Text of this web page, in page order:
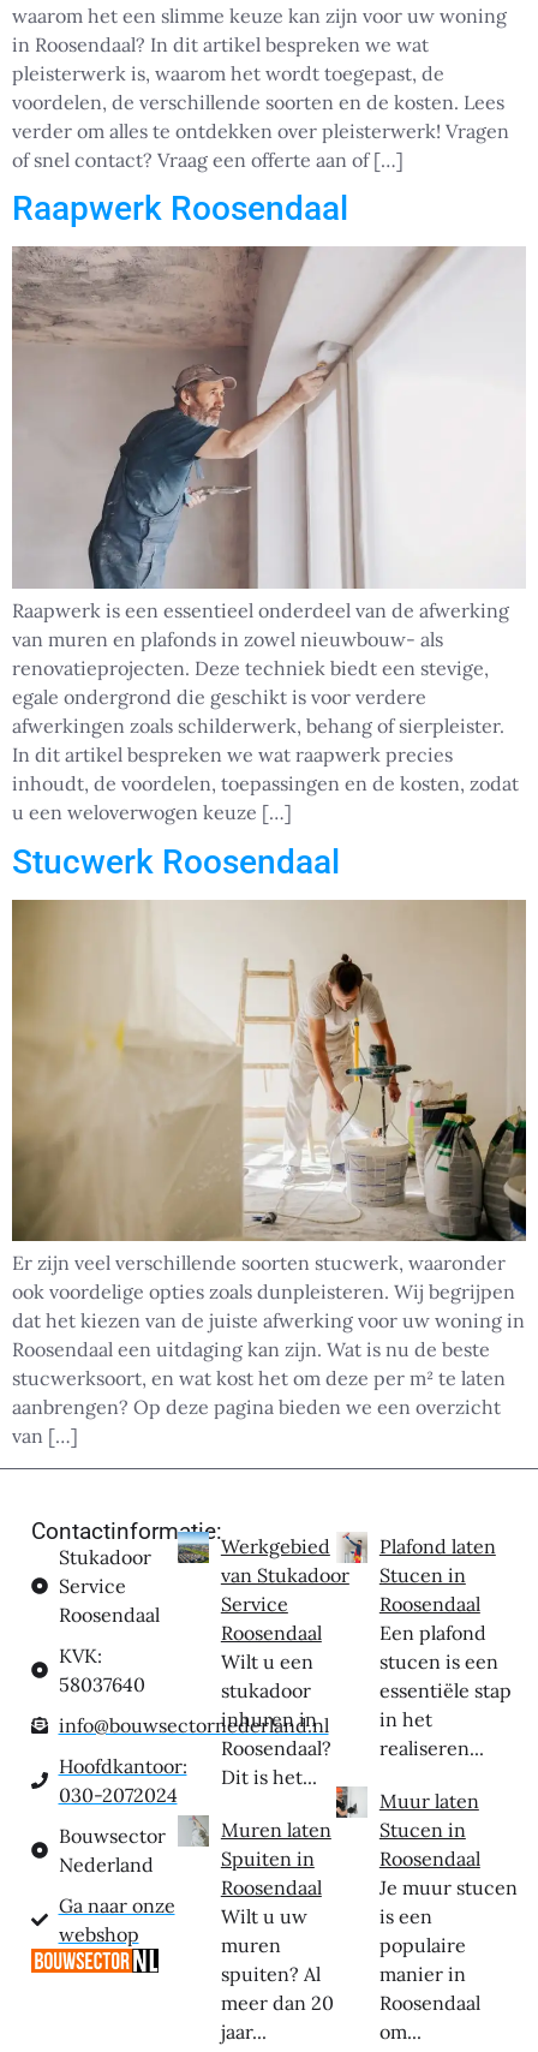
waarom het een slimme keuze kan zijn voor uw woning
in Roosendaal? In dit artikel bespreken we wat
pleisterwerk is, waarom het wordt toegepast, de
voordelen, de verschillende soorten en de kosten. Lees
verder om alles te ontdekken over pleisterwerk! Vragen
of snel contact? Vraag een offerte aan of […]
Raapwerk Roosendaal
Raapwerk is een essentieel onderdeel van de afwerking
van muren en plafonds in zowel nieuwbouw- als
renovatieprojecten. Deze techniek biedt een stevige,
egale ondergrond die geschikt is voor verdere
afwerkingen zoals schilderwerk, behang of sierpleister.
In dit artikel bespreken we wat raapwerk precies
inhoudt, de voordelen, toepassingen en de kosten, zodat
u een weloverwogen keuze […]
Stucwerk Roosendaal
Er zijn veel verschillende soorten stucwerk, waaronder
ook voordelige opties zoals dunpleisteren. Wij begrijpen
dat het kiezen van de juiste afwerking voor uw woning in
Roosendaal een uitdaging kan zijn. Wat is nu de beste
stucwerksoort, en wat kost het om deze per m² te laten
aanbrengen? Op deze pagina bieden we een overzicht
van […]
Contactinformatie:
Stukadoor
Service
Roosendaal
KVK:
58037640
info@bouwsectornederland.nl
Hoofdkantoor:
030-2072024
Bouwsector
Nederland
Ga naar onze
webshop
Werkgebied
van Stukadoor
Service
Roosendaal
Wilt u een
stukadoor
inhuren in
Roosendaal?
Dit is het...
Muren laten
Spuiten in
Roosendaal
Wilt u uw
muren
spuiten? Al
meer dan 20
jaar...
Plafond laten
Stucen in
Roosendaal
Een plafond
stucen is een
essentiële stap
in het
realiseren...
Muur laten
Stucen in
Roosendaal
Je muur stucen
is een
populaire
manier in
Roosendaal
om...